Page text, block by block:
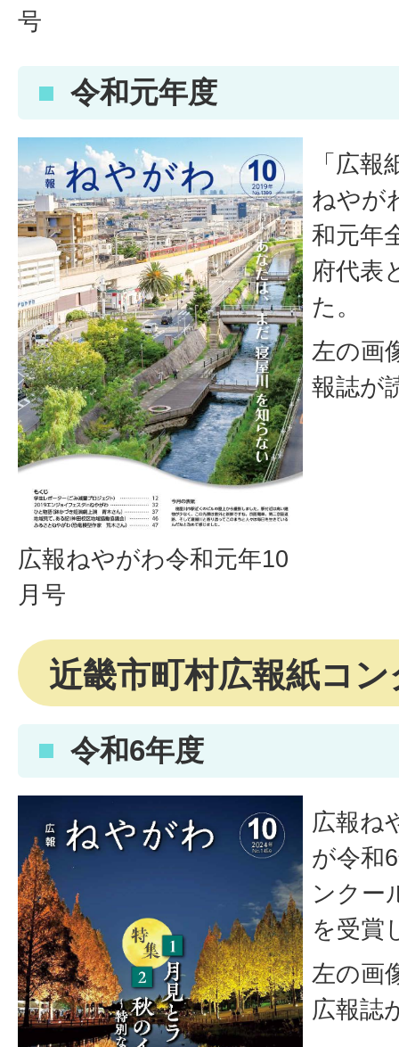
号
令和元年度
広報ねやがわ令和元年10
月号
「広
ねやが
和元年
府代表
た。
左の画
報誌が
近畿市町村広報紙コ
令和6年度
広報ね
が令和
ンクー
を受賞
左の画
広報誌